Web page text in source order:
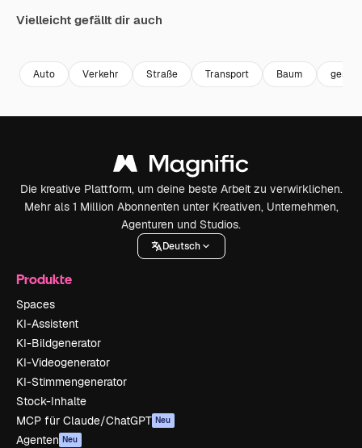
Vielleicht gefällt dir auch
Auto Verkehr Straße Transport Baum
Die kreative Plattform, um deine beste Arbeit zu verwirklichen.
Mehr als 1 Million Abonnenten unter Kreativen, Unternehmen,
Agenturen und Studios.
Deutsch
Produkte
Spaces
KI-Assistent
KI-Bildgenerator
KI-Videogenerator
KI-Stimmengenerator
Stock-Inhalte
MCP für Claude/ChatGPT Neu
Agenten Neu